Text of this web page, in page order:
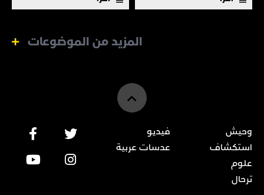
المزيد من الموضوعات
وحيش
استكشاف
علوم
ترحال
فيديو
عدسات عربية